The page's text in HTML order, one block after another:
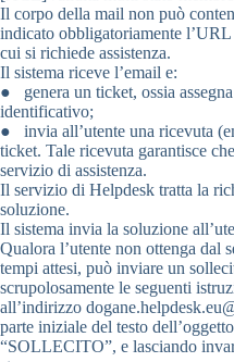
Il corpo della mail non può
indicato obbligatoriamente
cui si richiede assistenza.
Il sistema riceve l’email e:
● genera un ticket, ossia
identificativo;
● invia all’utente una ricevuta
ticket. Tale ricevuta garantisce
servizio di assistenza.
Il servizio di Helpdesk tratta la
soluzione.
Il sistema invia la soluzione
Qualora l’utente non ottenga dal
tempi attesi, può inviare un
scrupolosamente le seguenti
all’indirizzo
parte iniziale del testo
“SOLLECITO”, e lasciando